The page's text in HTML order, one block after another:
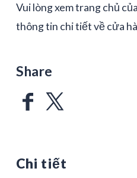
Vui lòng xem trang chủ
thông tin chi tiết về cửa
Share
Chi tiết